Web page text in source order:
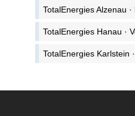
TotalEnergies Alzenau
TotalEnergies Hanau ·
TotalEnergies Karlstein